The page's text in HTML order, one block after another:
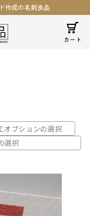
作成の名刺良品
カート
オプションの選択
選択